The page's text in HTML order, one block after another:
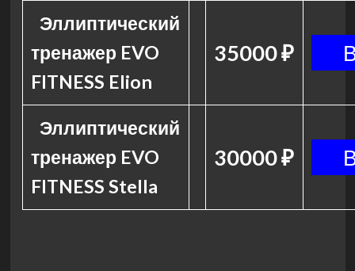
Эллиптический
тренажер EVO
FITNESS Elion
35000 ₽
Эллиптический
тренажер EVO
FITNESS Stella
30000 ₽